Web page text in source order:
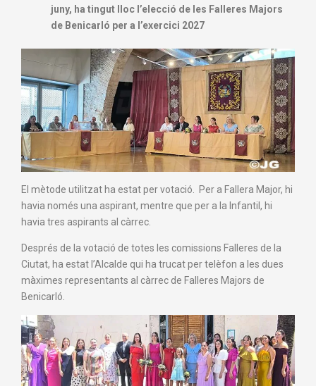
juny, ha tingut lloc l’elecció de les Falleres Majors
de Benicarló per a l’exercici 2027
El mètode utilitzat ha estat per votació. Per a Fallera Major, hi
havia només una aspirant, mentre que per a la Infantil, hi
havia tres aspirants al càrrec.
Després de la votació de totes les comissions Falleres de la
Ciutat, ha estat l’Alcalde qui ha trucat per telèfon a les dues
màximes representants al càrrec de Falleres Majors de
Benicarló.